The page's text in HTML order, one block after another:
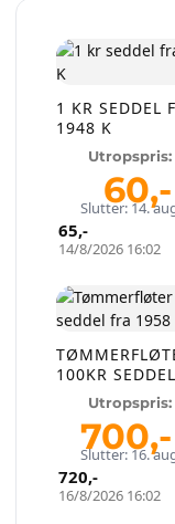
Slutter: 14.
1 KR SEDDEL
1948 K
Utropspris:
60,-
14/8/2026 16:02
65,-
Slutter: 16.
100KR
1958 FUtropspris:
700,-
16/8/2026 16:02
720,-
Opprett en
auksjoner i dag.